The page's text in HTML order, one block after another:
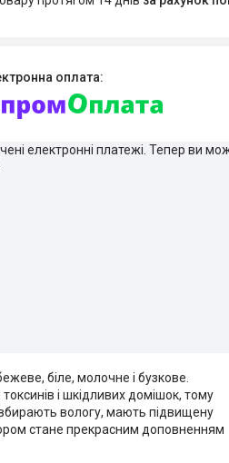
електронні платежі. Тепер ви
біле, молочне і бузкове.
і шкідливих домішок, тому
вологу, мають підвищену
стане прекрасним доповненням